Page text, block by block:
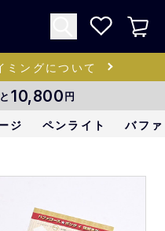
ミングについて
10,800円
ジ ペンライト バフ